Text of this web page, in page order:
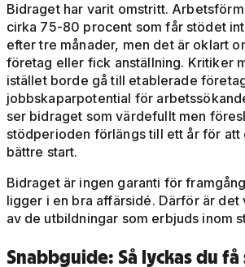
Bidraget har varit omstritt.
cirka 75-80 procent som får stödet
efter tre månader, men det är oklart
företag eller fick anställning. Kritiker
istället borde gå till etablerade
jobbskaparpotential för
ser bidraget som värdefullt men
stödperioden förlängs till ett år för att
bättre start.
Bidraget är ingen garanti för
ligger i en bra affärsidé. Därför är det
av de utbildningar som erbjuds inom
Snabbguide: Så lyckas du